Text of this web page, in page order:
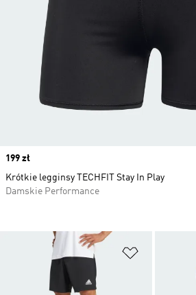
Dodaj do
Price
199 zł
Krótkie legginsy TECHFIT Stay In Play
Damskie Performance